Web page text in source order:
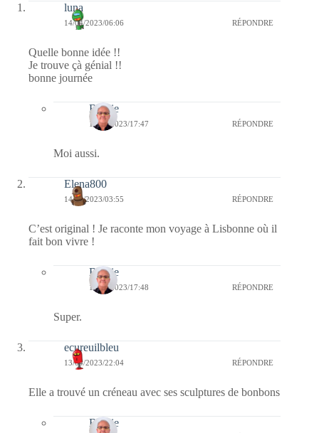
luna
14/04/2023/06:06 RÉPONDRE
Quelle bonne idée !!
Je trouve çà génial !!
bonne journée
Bernie
14/04/2023/17:47 RÉPONDRE
Moi aussi.
Elena800
14/04/2023/03:55 RÉPONDRE
C’est original ! Je raconte mon voyage à Lisbonne où il
fait bon vivre !
Bernie
14/04/2023/17:48 RÉPONDRE
Super.
ecureuilbleu
13/04/2023/22:04 RÉPONDRE
Elle a trouvé un créneau avec ses sculptures de bonbons
Bernie